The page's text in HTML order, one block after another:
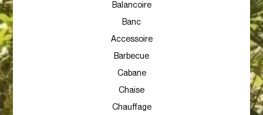
Balancoire
Banc
Accessoire
Barbecue
Cabane
Chaise
Chauffage